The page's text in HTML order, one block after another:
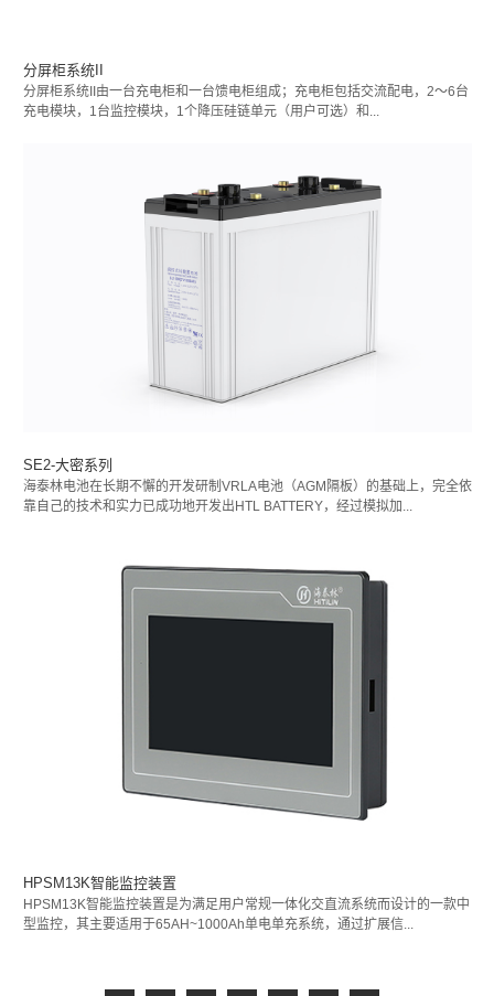
分屏柜系统II
分屏柜系统II由一台充电柜和一台馈电柜组成；充电柜包括交流配电，2～6台
充电模块，1台监控模块，1个降压硅链单元（用户可选）和...
SE2-大密系列
海泰林电池在长期不懈的开发研制VRLA电池（AGM隔板）的基础上，完全依
靠自己的技术和实力已成功地开发出HTL BATTERY，经过模拟加...
HPSM13K智能监控装置
HPSM13K智能监控装置是为满足用户常规一体化交直流系统而设计的一款中
型监控，其主要适用于65AH~1000Ah单电单充系统，通过扩展信...